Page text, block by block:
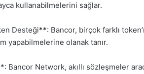
kullanabilmelerini sağlar.
Desteği**: Bancor, birçok farklı
yapabilmelerine olanak tanır.
Network, akıllı sözleşmeler